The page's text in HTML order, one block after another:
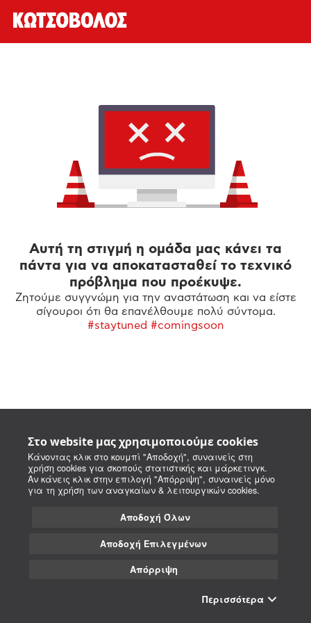
Στο website μας χρησιμοποιούμε cookies
Κάνοντας κλικ στο κουμπί "Αποδοχή", συναινείς στη
χρήση cookies για σκοπούς στατιστικής και μάρκετινγκ.
Αν κάνεις κλικ στην επιλογή "Απόρριψη", συναινείς μόνο
για τη χρήση των αναγκαίων & λειτουργικών cookies.
Αποδοχή Όλων
Αποδοχή Επιλεγμένων
Απόρριψη
Περισσότερα
Αυτή τη στιγμή η ομάδα μας κάνει τα
πάντα για να αποκατασταθεί το τεχνικό
πρόβλημα που προέκυψε.
Ζητούμε συγγνώμη για την αναστάτωση και να είστε
σίγουροι ότι θα επανέλθουμε πολύ σύντομα.
#staytuned #comingsoon